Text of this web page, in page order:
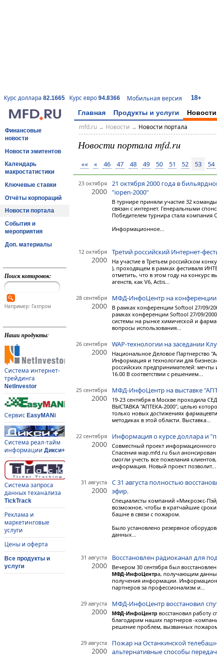
Курс доллара 82.1665 Курс евро 94.8366 Мобильная версия 18+
Главная Продукты и услуги Новости
Финансовые
новости
Новости эмитентов
Календарь
макростатистики
Ключевые ставки
Отчёты корпораций
Новости портала
События и
мероприятия
Доп. материалы
Поиск котировок:
Например: Газпром
Наши продукты:
Система интернет-
трейдинга
NetInvestor
Сервис EasyMANi
Система реал-тайм
информации Дикси+
Система запроса
данных теханализа
TickTrack
Реклама и
маркетинговые
услуги
Цены и оферта
Все продукты и
услуги
mfd.ru→ Новости → Новости портала
Новости портала mfd.ru
«« « 46 47 48 49 50 51 52 53 54
23 октября
2000
21 октября 2000 года в
"iopen-2000"
В турнире приняли участие 32
связан с интернет. Генеральными
Победителем турнира стала компания
Информационное...
12 октября
2000
Третий российский Интернет-
На участие в Третьем российском
), проходящем в рамках фестиваля
отметить, что в этом году на конкурс
агенств, как V6, Actis...
28 сентября
2000
МФД-ИнфоЦентр на
В рамках конференции Softool 27/09/
рамках конференции Softool 27/09/
системы на рынке химической и
вопросы использования...
26 сентября
2000
WAP-технологии на заседании
Национальное Деловое Партнерство
Информация и технологии для
российских предпринимателей: мечты
16.00 В соответствии с решением...
25 сентября
2000
МФД-ИнфоЦентр на выставке
19-23 сентября в Москве
ВЫСТАВКА "АПТЕКА-2000", целью
только новых достижениях
методиках в этой области. Выставка...
22 сентября
2000
Информация о курсе доллара и
Совместный проект информационного
Спасения wap.mfd.ru был анонсирован
смогли учесть все пожелания
информация. Новый проект позволит...
31 августа
2000
C 31 августа полностью
эфир.
Специалисты компаний «Микроэкс-
возможное, чтобы в кратчайшие
башне в связи с пожаром.
Было установлено резервное
данных...
31 августа
2000
Восстановлен радиоканал для
Вечером 30 сентября был
МФД-ИнфоЦентра, получающим
получения информации.
партнеров за профессионализм и...
29 августа
2000
МФД-ИнфоЦентр восстановил
МФД-ИнфоЦентр восстановил работу
благодарим наших партнеров -
решение проблем, вызванных
29 августа
2000
Пожар на Останкинской
альтернативные способы